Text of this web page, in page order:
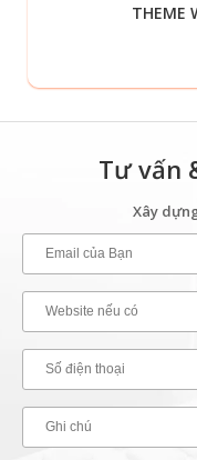
THEME
Tư vấn
Xây